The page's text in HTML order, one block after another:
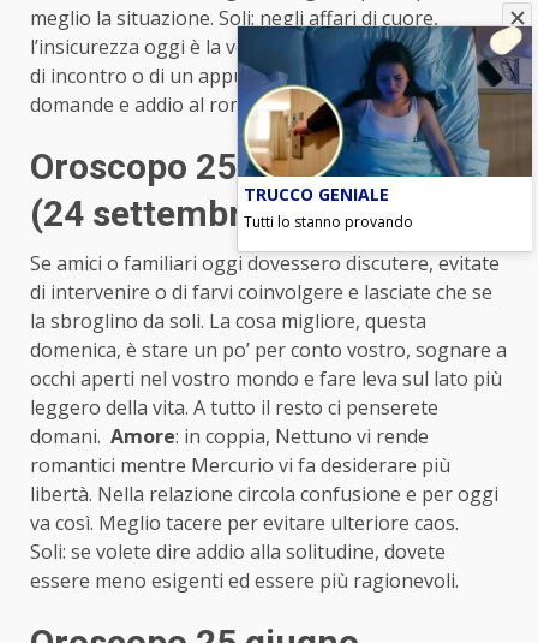
meglio la situazione. Soli: negli affari di cuore,
l’insicurezza oggi è la vostra peggior nemica! In caso
di incontro o di un appuntamento vi ponete troppe
domande e addio al romanticismo.
Oroscopo 25 giugno Bilancia
(24 settembre-23 ottobre)
Se amici o familiari oggi dovessero discutere, evitate
di intervenire o di farvi coinvolgere e lasciate che se
la sbroglino da soli. La cosa migliore, questa
domenica, è stare un po’ per conto vostro, sognare a
occhi aperti nel vostro mondo e fare leva sul lato più
leggero della vita. A tutto il resto ci penserete
domani. Amore: in coppia, Nettuno vi rende
romantici mentre Mercurio vi fa desiderare più
libertà. Nella relazione circola confusione e per oggi
va così. Meglio tacere per evitare ulteriore caos.
Soli: se volete dire addio alla solitudine, dovete
essere meno esigenti ed essere più ragionevoli.
TRUCCO GENIALE
Tutti lo stanno provando